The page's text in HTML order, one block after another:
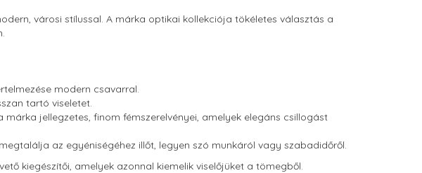
városi stílussal. A márka optikai kollekciója tökéletes választás a
modern csavarral.
tartó viseletet.
jellegzetes, finom fémszerelvényei, amelyek elegáns csillogást
az egyéniségéhez illőt, legyen szó munkáról vagy szabadidőről.
kiegészítői, amelyek azonnal kiemelik viselőjüket a tömegből.